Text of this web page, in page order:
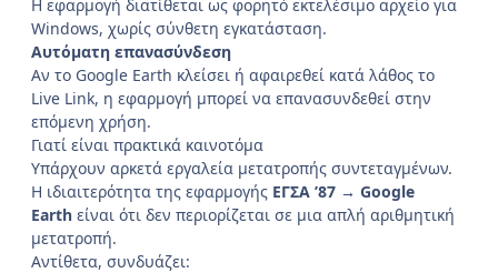
Η εφαρμογή διατίθεται ως φορητό εκτελέσιμο αρχείο για
Windows, χωρίς σύνθετη εγκατάσταση.
Αυτόματη επανασύνδεση
Αν το Google Earth κλείσει ή αφαιρεθεί κατά λάθος το
Live Link, η εφαρμογή μπορεί να επανασυνδεθεί στην
επόμενη χρήση.
Γιατί είναι πρακτικά καινοτόμα
Υπάρχουν αρκετά εργαλεία μετατροπής συντεταγμένων.
Η ιδιαιτερότητα της εφαρμογής ΕΓΣΑ ’87 → Google
Earth είναι ότι δεν περιορίζεται σε μια απλή αριθμητική
μετατροπή.
Αντίθετα, συνδυάζει: